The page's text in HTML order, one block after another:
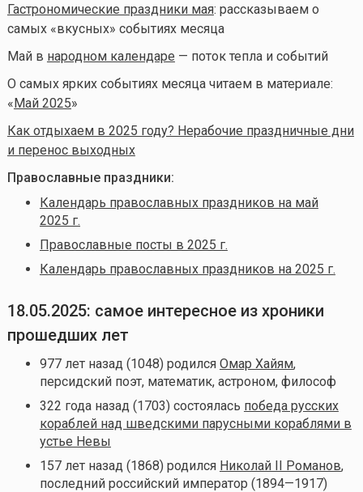
Гастрономические праздники мая: рассказываем о
самых «вкусных» событиях месяца
Май в народном календаре — поток тепла и событий
О самых ярких событиях месяца читаем в материале:
«Май 2025»
Как отдыхаем в 2025 году? Нерабочие праздничные дни
и перенос выходных
Православные праздники:
Календарь православных праздников на май
2025 г.
Православные посты в 2025 г.
Календарь православных праздников на 2025 г.
18.05.2025: самое интересное из хроники
прошедших лет
977 лет назад (1048) родился Омар Хайям,
персидский поэт, математик, астроном, философ
322 года назад (1703) состоялась победа русских
кораблей над шведскими парусными кораблями в
устье Невы
157 лет назад (1868) родился Николай II Романов,
последний российский император (1894—1917)